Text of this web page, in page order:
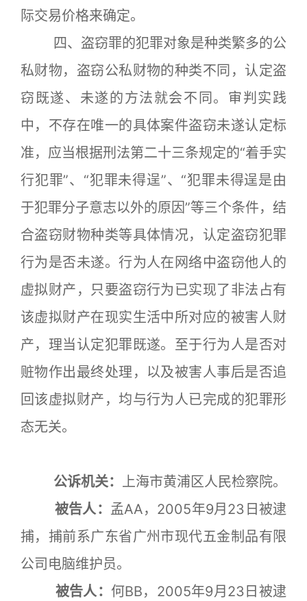
际交易价格来确定。
四、盗窃罪的犯罪对象是种类繁多的公
私财物，盗窃公私财物的种类不同，认定盗
窃既遂、未遂的方法就会不同。审判实践
中，不存在唯一的具体案件盗窃未遂认定标
准，应当根据刑法第二十三条规定的“着手实
行犯罪”、“犯罪未得逞”、“犯罪未得逞是由
于犯罪分子意志以外的原因”等三个条件，结
合盗窃财物种类等具体情况，认定盗窃犯罪
行为是否未遂。行为人在网络中盗窃他人的
虚拟财产，只要盗窃行为已实现了非法占有
该虚拟财产在现实生活中所对应的被害人财
产，理当认定犯罪既遂。至于行为人是否对
赃物作出最终处理，以及被害人事后是否追
回该虚拟财产，均与行为人已完成的犯罪形
态无关。
公诉机关：
上海市黄浦区人民检察院。
被告人： 孟AA，2005年9月23日被逮
捕，捕前系广东省广州市现代五金制品有限
公司电脑维护员。
被告人： 何BB，2005年9月23日被逮